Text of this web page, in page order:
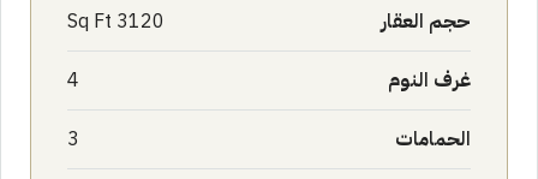
حجم العقار 3120 Sq Ft
غرف النوم 4
الحمامات 3